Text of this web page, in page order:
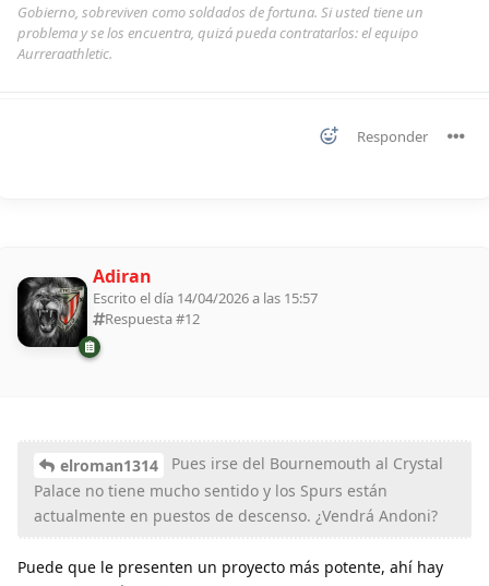
Gobierno, sobreviven como soldados de fortuna. Si usted tiene un
problema y se los encuentra, quizá pueda contratarlos: el equipo
Aurreraathletic.
Responder
Adiran
Escrito el día 14/04/2026 a las 15:57
Respuesta #12
elroman1314
Pues irse del Bournemouth al Crystal
Palace no tiene mucho sentido y los Spurs están
actualmente en puestos de descenso. ¿Vendrá Andoni?
Puede que le presenten un proyecto más potente, ahí hay